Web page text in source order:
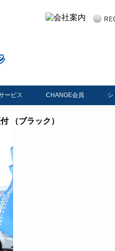
ービス CHANGE会員 シ
（ブラック）